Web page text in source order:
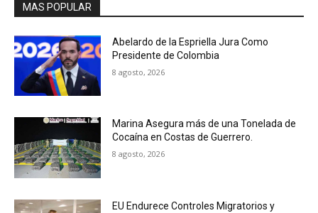
MAS POPULAR
Abelardo de la Espriella Jura Como
Presidente de Colombia
8 agosto, 2026
Marina Asegura más de una Tonelada de
Cocaína en Costas de Guerrero.
8 agosto, 2026
EU Endurece Controles Migratorios y